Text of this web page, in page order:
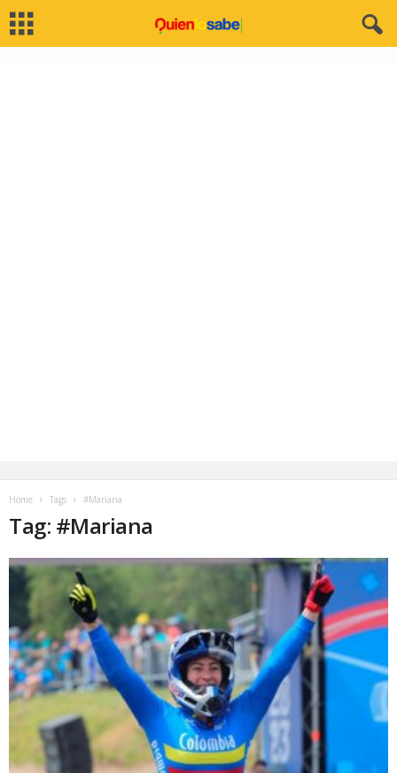
Home Tags #Mariana
Tag: #Mariana